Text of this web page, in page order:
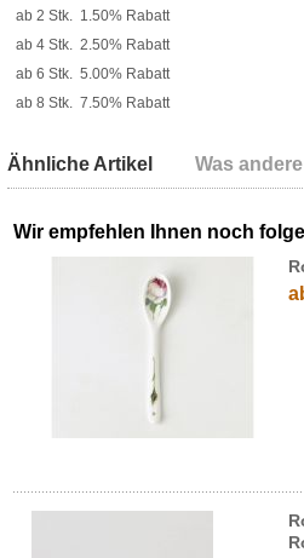
ab 2 Stk. 1.50% Rabatt
ab 4 Stk. 2.50% Rabatt
ab 6 Stk. 5.00% Rabatt
ab 8 Stk. 7.50% Rabatt
Ähnliche Artikel Was
Wir empfehlen Ihnen noch